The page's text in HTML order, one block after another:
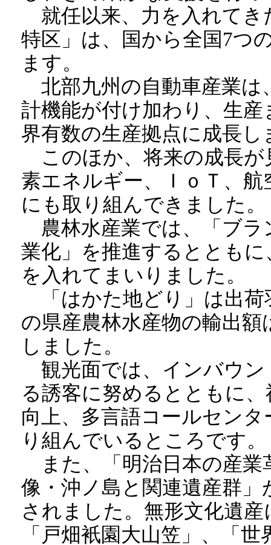
就任以来、力を入れてき
特区」は、国から全国7つ
ます。
北部九州の自動車産業は
計機能が付け加わり、生
界有数の生産拠点に成長し
このほか、将来の成長が
素エネルギー、ＩｏＴ、
にも取り組んできました。
農林水産業では、「ブラ
業化」を推進するととも
を入れてまいりました。
「はかた地どり」は出荷
の県産農林水産物の輸出
しました。
観光面では、インバウン
る誘客に努めるとともに
向上、多言語コールセン
り組んでいるところです。
また、「明治日本の産業
像・沖ノ島と関連遺産群
されました。無形文化遺
「戸畑衹園大山笠」、「